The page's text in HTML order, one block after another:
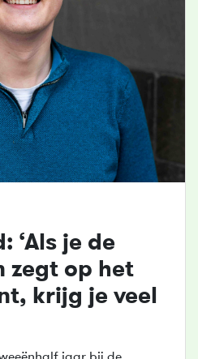
‘Als je de
zegt op het
krijg je veel